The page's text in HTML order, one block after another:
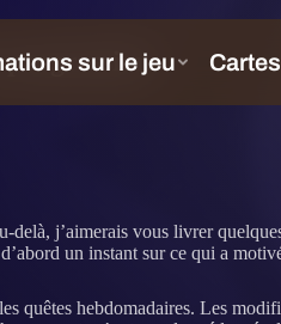
delà, j’aimerais vous livrer
un instant sur ce qui a
quêtes hebdomadaires. Les